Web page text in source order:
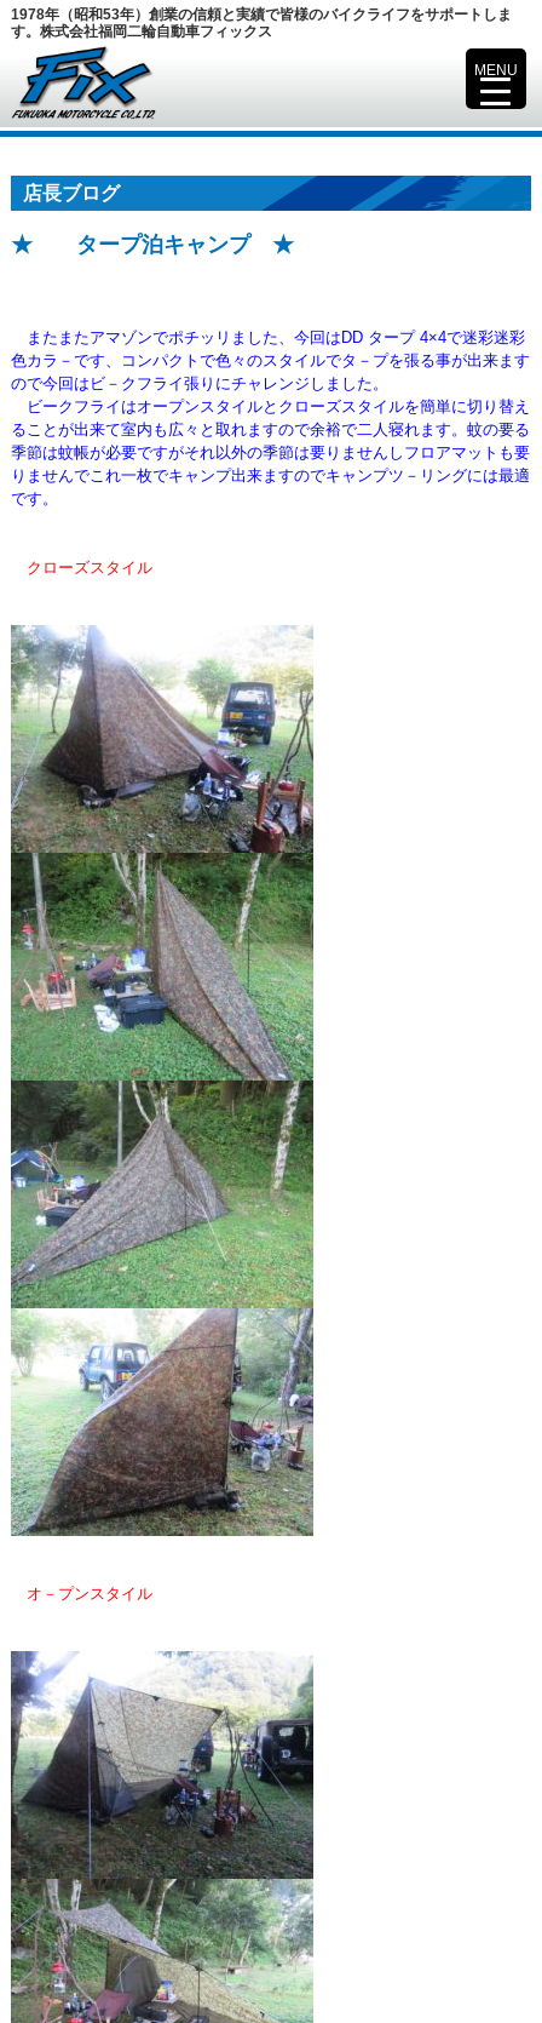
1978年（昭和53年）創業の信頼と実績で皆様のバイクライフをサポートしま
す。株式会社福岡二輪自動車フィックス
店長ブログ
★ タープ泊キャンプ ★
またまたアマゾンでポチッリました、今回はDD タープ 4×4で迷彩迷彩
色カラ－です、コンパクトで色々のスタイルでタ－プを張る事が出来ます
ので今回はビ－クフライ張りにチャレンジしました。
ビークフライはオープンスタイルとクローズスタイルを簡単に切り替え
ることが出来て室内も広々と取れますので余裕で二人寝れます。蚊の要る
季節は蚊帳が必要ですがそれ以外の季節は要りませんしフロアマットも要
りませんでこれ一枚でキャンプ出来ますのでキャンプツ－リングには最適
です。
クローズスタイル
オ－プンスタイル
MENU
▼